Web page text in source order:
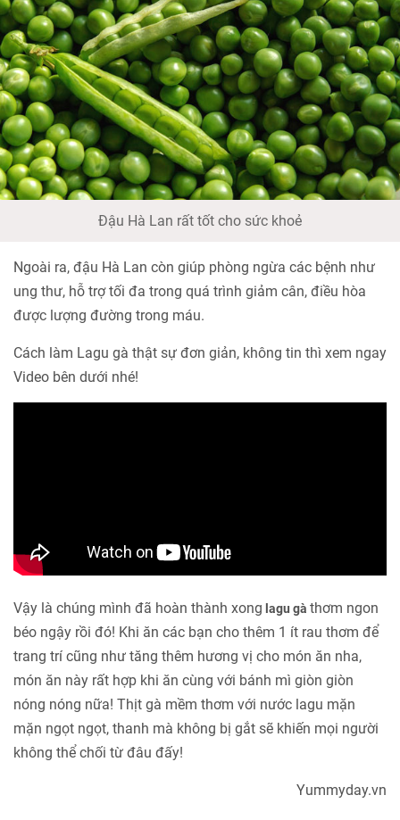
Đậu Hà Lan rất tốt cho sức khoẻ
Ngoài ra, đậu Hà Lan còn giúp phòng ngừa các bệnh như
ung thư, hỗ trợ tối đa trong quá trình giảm cân, điều hòa
được lượng đường trong máu.
Cách làm Lagu gà thật sự đơn giản, không tin thì xem ngay
Video bên dưới nhé!
Vậy là chúng mình đã hoàn thành xong lagu gà thơm ngon
béo ngậy rồi đó! Khi ăn các bạn cho thêm 1 ít rau thơm để
trang trí cũng như tăng thêm hương vị cho món ăn nha,
món ăn này rất hợp khi ăn cùng với bánh mì giòn giòn
nóng nóng nữa! Thịt gà mềm thơm với nước lagu mặn
mặn ngọt ngọt, thanh mà không bị gắt sẽ khiến mọi người
không thể chối từ đâu đấy!
Yummyday.vn